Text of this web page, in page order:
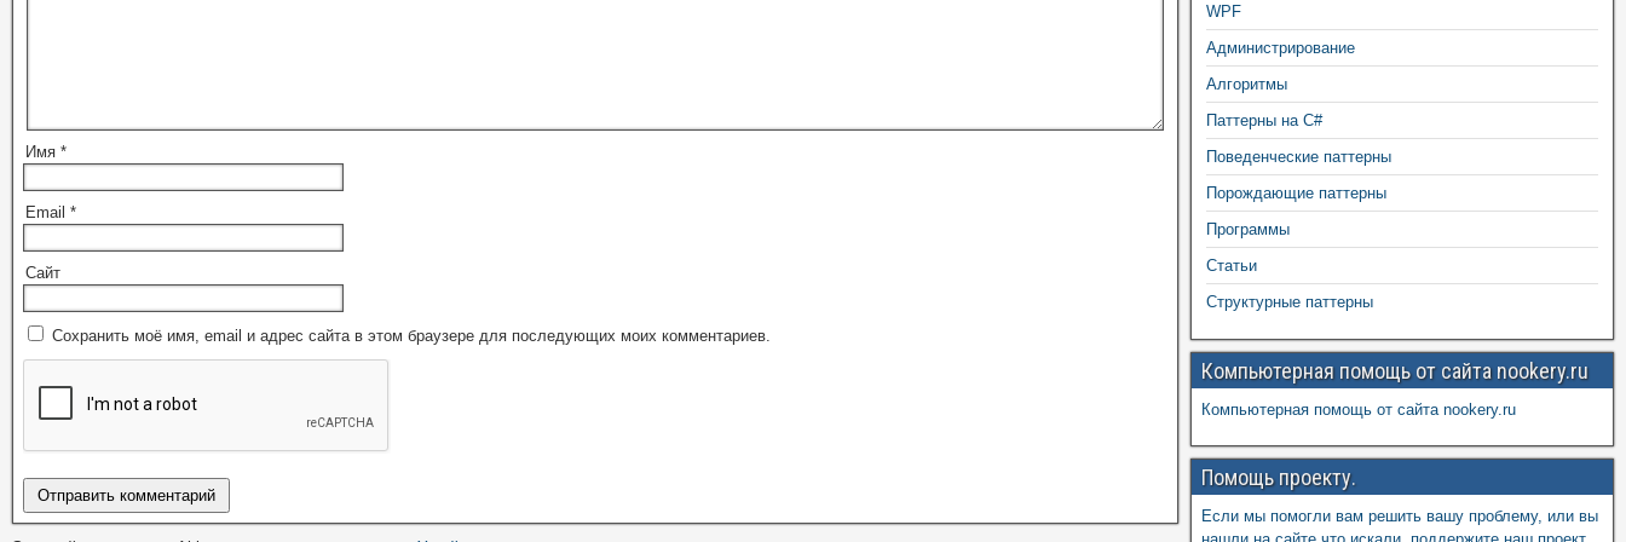
Имя *
Email *
Сайт
Сохранить моё имя, email и адрес сайта в этом браузере для последующих моих комментариев.
WPF
Администрирование
Алгоритмы
Паттерны на C#
Поведенческие паттерны
Порождающие паттерны
Программы
Статьи
Структурные паттерны
Компьютерная помощь от сайта nookery.ru
Компьютерная помощь от сайта nookery.ru
Помощь проекту.
Если мы помогли вам решить вашу проблему, или вы